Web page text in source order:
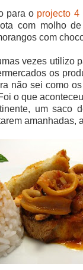
para o projecto 4
com molho
com
vezes utilizo
os
não sei como
o que
um saco
amanhadas,